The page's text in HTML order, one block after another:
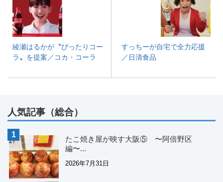
綾瀬はるかが〝ぴったりコー
ラ〟を提案／コカ・コーラ
すっちーが自宅で全力応援
／日清食品
人気記事（総合）
たこ焼き屋が映す大阪⑤ 〜阿倍野区
編〜...
2026年7月31日